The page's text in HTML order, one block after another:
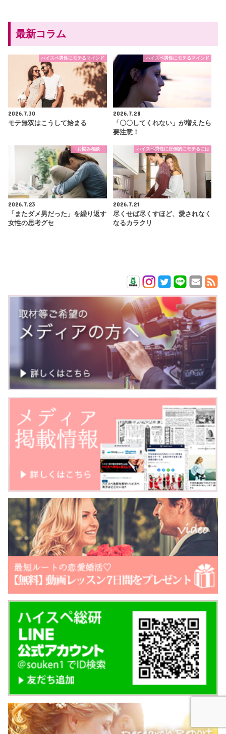
最新コラム
ハイスペ男性にモテるマインド
2026.7.30
モテ無双はこうして始まる
ハイスペ男性にモテるマインド
2026.7.28
「〇〇してくれない」が増えたら
要注意！
お悩み相談
2026.7.23
「またダメ男だった」を繰り返す
女性の思考グセ
ハイスペ男性に圧倒的にモテるには
2026.7.21
尽くせば尽くすほど、愛されなく
なるカラクリ